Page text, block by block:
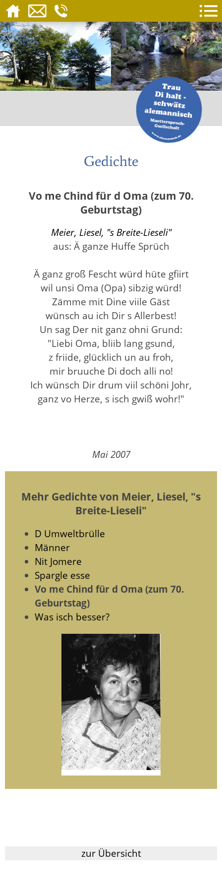
Gedichte
Vo me Chind für d Oma (zum 70.
Geburtstag)
Meier, Liesel, "s Breite-Lieseli"
aus: Ä ganze Huffe Sprüch
Ä ganz groß Fescht würd hüte gfiirt
wil unsi Oma (Opa) sibzig würd!
Zämme mit Dine viile Gäst
wünsch au ich Dir s Allerbest!
Un sag Der nit ganz ohni Grund:
"Liebi Oma, bliib lang gsund,
z friide, glücklich un au froh,
mir bruuche Di doch alli no!
Ich wünsch Dir drum viil schöni Johr,
ganz vo Herze, s isch gwiß wohr!"
Mai 2007
Mehr Gedichte von Meier, Liesel, "s
Breite-Lieseli"
D Umweltbrülle
Männer
Nit Jomere
Spargle esse
Vo me Chind für d Oma (zum 70.
Geburtstag)
Was isch besser?
zur Übersicht